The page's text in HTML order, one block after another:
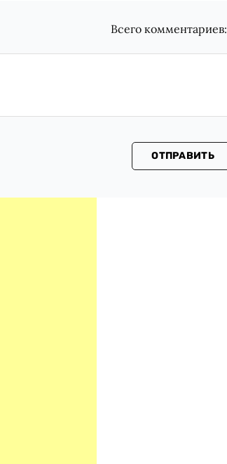
Всего комментариев:
ОТПРАВИТЬ